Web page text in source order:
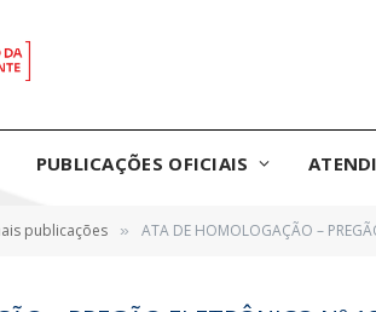
PUBLICAÇÕES OFICIAIS
publicações » ATA DE HOMOLOGAÇÃO –